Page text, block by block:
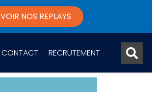
VOIR NOS REPLAYS
CONTACT RECRUTEMENT